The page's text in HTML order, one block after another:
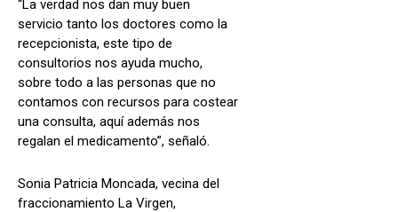
“La verdad nos dan muy buen
servicio tanto los doctores como la
recepcionista, este tipo de
consultorios nos ayuda mucho,
sobre todo a las personas que no
contamos con recursos para costear
una consulta, aquí además nos
regalan el medicamento”, señaló.
Sonia Patricia Moncada, vecina del
fraccionamiento La Virgen,